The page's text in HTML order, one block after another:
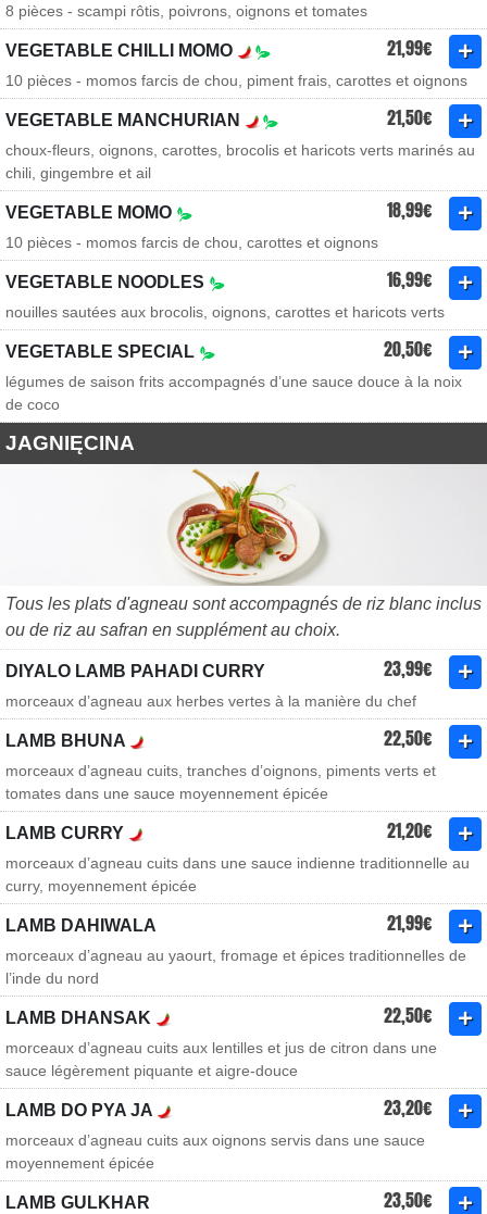
8 pièces - scampi rôtis, poivrons, oignons et tomates
VEGETABLE CHILLI MOMO 21,99€
10 pièces - momos farcis de chou, piment frais, carottes et oignons
VEGETABLE MANCHURIAN 21,50€
choux-fleurs, oignons, carottes, brocolis et haricots verts marinés au
chili, gingembre et ail
VEGETABLE MOMO 18,99€
10 pièces - momos farcis de chou, carottes et oignons
VEGETABLE NOODLES 16,99€
nouilles sautées aux brocolis, oignons, carottes et haricots verts
VEGETABLE SPECIAL 20,50€
légumes de saison frits accompagnés d’une sauce douce à la noix
de coco
JAGNIĘCINA
Tous les plats d'agneau sont accompagnés de riz blanc inclus
ou de riz au safran en supplément au choix.
DIYALO LAMB PAHADI CURRY 23,99€
morceaux d’agneau aux herbes vertes à la manière du chef
LAMB BHUNA 22,50€
morceaux d’agneau cuits, tranches d’oignons, piments verts et
tomates dans une sauce moyennement épicée
LAMB CURRY 21,20€
morceaux d’agneau cuits dans une sauce indienne traditionnelle au
curry, moyennement épicée
LAMB DAHIWALA 21,99€
morceaux d’agneau au yaourt, fromage et épices traditionnelles de
l’inde du nord
LAMB DHANSAK 22,50€
morceaux d’agneau cuits aux lentilles et jus de citron dans une
sauce légèrement piquante et aigre-douce
LAMB DO PYA JA 23,20€
morceaux d’agneau cuits aux oignons servis dans une sauce
moyennement épicée
LAMB GULKHAR 23,50€